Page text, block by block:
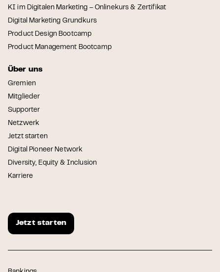
KI im Digitalen Marketing – Onlinekurs & Zertifikat
Digital Marketing Grundkurs
Product Design Bootcamp
Product Management Bootcamp
Über uns
Gremien
Mitglieder
Supporter
Netzwerk
Jetzt starten
Digital Pioneer Network
Diversity, Equity & Inclusion
Karriere
Jetzt starten